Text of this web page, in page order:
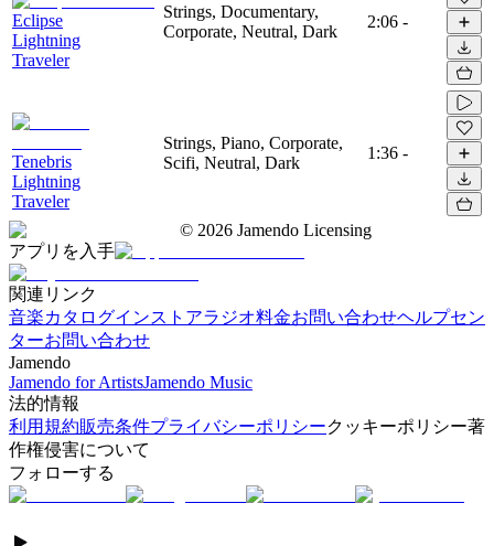
Eclipse
Lightning
Traveler
Strings, Documentary,
Corporate, Neutral, Dark
2:06 -
Tenebris
Lightning
Traveler
Strings, Piano, Corporate,
Scifi, Neutral, Dark
1:36 -
© 2026 Jamendo Licensing
アプリを入手
関連リンク
音楽カタログインストアラジオ料金お問い合わせヘルプセン
ターお問い合わせ
Jamendo
Jamendo for ArtistsJamendo Music
法的情報
利用規約販売条件プライバシーポリシークッキーポリシー著
作権侵害について
フォローする